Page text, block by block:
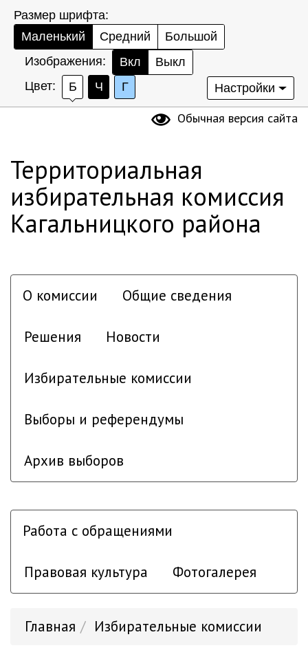
Размер шрифта:
Маленький
Средний
Большой
Изображения:
Вкл
Выкл
Цвет:
Б Ч Г Настройки
Обычная версия сайта
Территориальная
избирательная комиссия
Кагальницкого района
О комиссии Общие сведения
Решения Новости
Избирательные комиссии
Выборы и референдумы
Архив выборов
Работа с обращениями
Правовая культура Фотогалерея
Главная Избирательные комиссии